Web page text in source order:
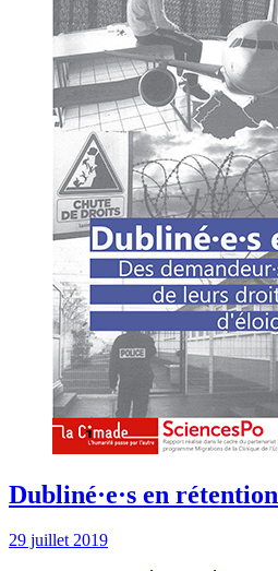
Dubliné·e·s en rétention
29 juillet 2019